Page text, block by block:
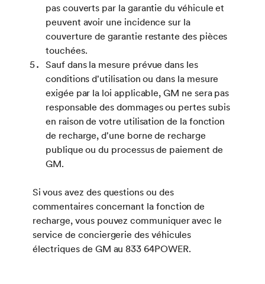
pas couverts par la garantie du véhicule et
peuvent avoir une incidence sur la
couverture de garantie restante des pièces
touchées.
Sauf dans la mesure prévue dans les
conditions d'utilisation ou dans la mesure
exigée par la loi applicable, GM ne sera pas
responsable des dommages ou pertes subis
en raison de votre utilisation de la fonction
de recharge, d'une borne de recharge
publique ou du processus de paiement de
GM.
Si vous avez des questions ou des
commentaires concernant la fonction de
recharge, vous pouvez communiquer avec le
service de conciergerie des véhicules
électriques de GM au 833 64POWER.